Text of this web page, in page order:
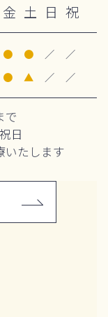
金 土 日 祝
● ● ／ ／
● ▲ ／ ／
で
日
たします